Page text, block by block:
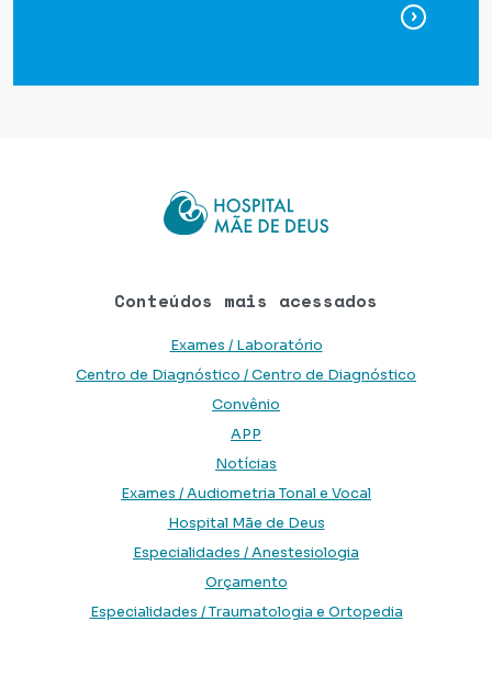
para
Conteúdos mais acessados
Exames / Laboratório
Centro de Diagnóstico / Centro de Diagnóstico
Convênio
APP
Notícias
Exames / Audiometria Tonal e Vocal
Hospital Mãe de Deus
Especialidades / Anestesiologia
Orçamento
Especialidades / Traumatologia e Ortopedia